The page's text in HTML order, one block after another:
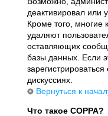
деактивировал или
Кроме того, многие
удаляют
оставляющих
базы данных. Если
дискуссиях.
Вернуться к
Что такое COPPA?